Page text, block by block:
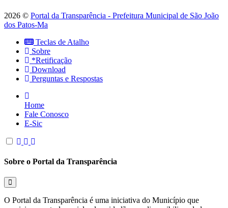
2026 © Portal da Transparência - Prefeitura Municipal de São João
dos Patos-Ma
Teclas de Atalho
Sobre
*Retificação
Download
Perguntas e Respostas
Home
Fale Conosco
E-Sic
Sobre o Portal da Transparência
O Portal da Transparência é uma iniciativa do Município que